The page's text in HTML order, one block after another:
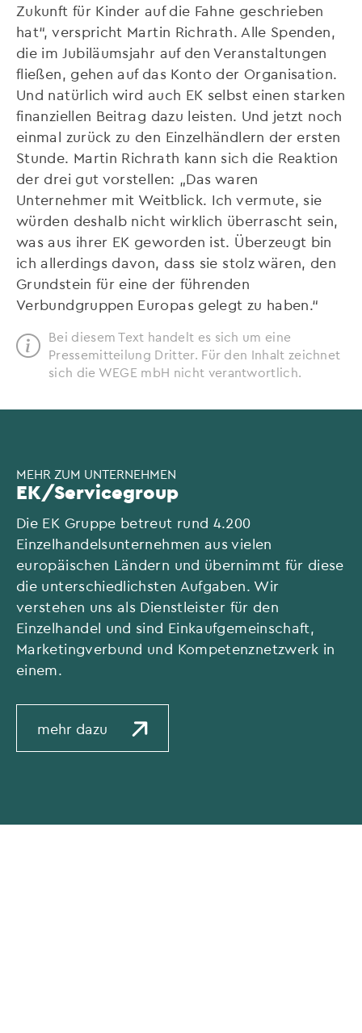
Zukunft für Kinder auf die Fahne geschrieben
hat“, verspricht Martin Richrath. Alle Spenden,
die im Jubiläumsjahr auf den Veranstaltungen
fließen, gehen auf das Konto der Organisation.
Und natürlich wird auch EK selbst einen starken
finanziellen Beitrag dazu leisten. Und jetzt noch
einmal zurück zu den Einzelhändlern der ersten
Stunde. Martin Richrath kann sich die Reaktion
der drei gut vorstellen: „Das waren
Unternehmer mit Weitblick. Ich vermute, sie
würden deshalb nicht wirklich überrascht sein,
was aus ihrer EK geworden ist. Überzeugt bin
ich allerdings davon, dass sie stolz wären, den
Grundstein für eine der führenden
Verbundgruppen Europas gelegt zu haben.“
Bei diesem Text handelt es sich um eine
Pressemitteilung Dritter. Für den Inhalt zeichnet
sich die WEGE mbH nicht verantwortlich.
MEHR ZUM UNTERNEHMEN
EK/Servicegroup
Die EK Gruppe betreut rund 4.200
Einzelhandelsunternehmen aus vielen
europäischen Ländern und übernimmt für diese
die unterschiedlichsten Aufgaben. Wir
verstehen uns als Dienstleister für den
Einzelhandel und sind Einkaufgemeinschaft,
Marketingverbund und Kompetenznetzwerk in
einem.
mehr dazu